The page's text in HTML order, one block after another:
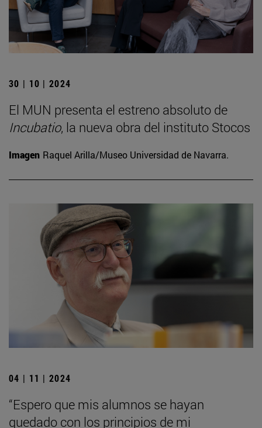
30 | 10 | 2024
El MUN presenta el estreno absoluto de
Incubatio, la nueva obra del instituto Stocos
Imagen Raquel Arilla/Museo Universidad de Navarra.
04 | 11 | 2024
“Espero que mis alumnos se hayan
quedado con los principios de mi